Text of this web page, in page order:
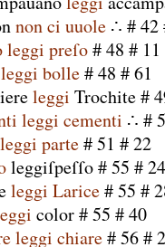
nonci uuole ∴ #42
leggi preſo#48 # 11
leggi bolle#48 #61
leggi Trochite#
leggi cementi ∴ #
leggi parte#51 #22
leggiſpeſſo#55 #24
leggi Larice#55 #
color#55 #40
leggi chiare#56#